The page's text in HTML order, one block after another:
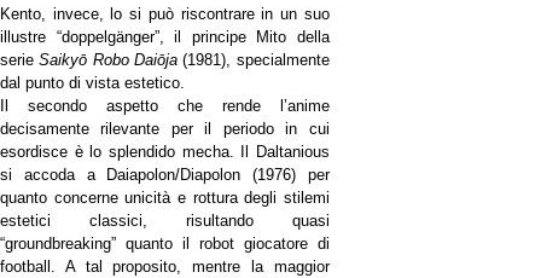
Kento, invece, lo si può riscontrare in un suo
illustre “doppelgänger”, il principe Mito della
serieSaikyō Robo Daiōja(1981), specialmente
dal punto di vista estetico.
Il secondo aspetto che rende l’anime
decisamente rilevante per il periodo in cui
esordisce è lo splendido mecha. Il Daltanious
si accoda a Daiapolon/Diapolon (1976) per
quanto concerne unicità e rottura degli stilemi
estetici classici, risultando quasi
“groundbreaking” quanto il robot giocatore di
football. A tal proposito, mentre la maggior